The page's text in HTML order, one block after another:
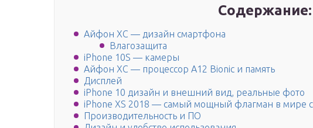
Содержание:
Айфон ХС — дизайн смартфона
Влагозащита
iPhone 10S — камеры
Айфон ХС — процессор A12 Bionic и память
Дисплей
iPhone 10 дизайн и внешний вид, реальные фото
iPhone XS 2018 — самый мощный флагман в мире с
Производительность и ПО